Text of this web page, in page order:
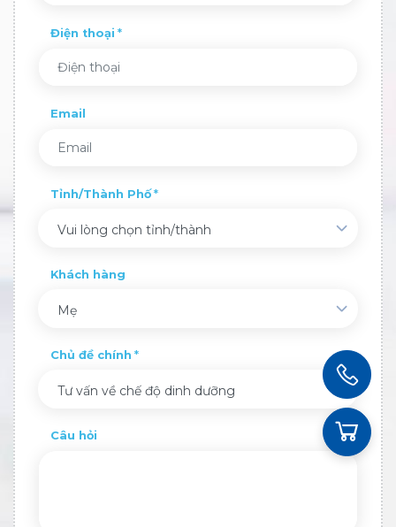
Điện thoại
Email
Tỉnh/Thành Phố
Vui lòng chọn tỉnh/thành
Khách hàng
Mẹ
Chủ đề chính
Tư vấn về chế độ dinh dưỡng
Câu hỏi